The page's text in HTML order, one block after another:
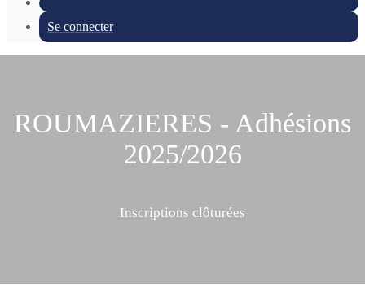
Se connecter
ROUMAZIERES - Adhésions
2025/2026
Inscriptions clôturées